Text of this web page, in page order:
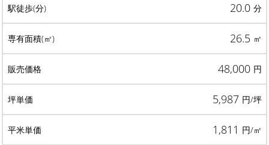
20.0 分
26.5 ㎡
48,000 円
5,987 円/坪
1,811 円/㎡